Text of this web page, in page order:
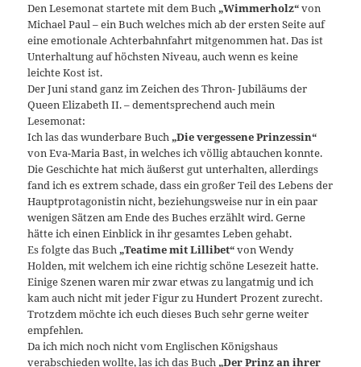
Den Lesemonat startete mit dem Buch „Wimmerholz“von
Michael Paul – ein Buch welches mich ab der ersten Seite auf
eine emotionale Achterbahnfahrt mitgenommen hat. Das ist
Unterhaltung auf höchsten Niveau, auch wenn es keine
leichte Kost ist.
Der Juni stand ganz im Zeichen des Thron- Jubiläums der
Queen Elizabeth II. – dementsprechend auch mein
Lesemonat:
Ich las das wunderbare Buch „Die vergessene Prinzessin“
von Eva-Maria Bast, in welches ich völlig abtauchen konnte.
Die Geschichte hat mich äußerst gut unterhalten, allerdings
fand ich es extrem schade, dass ein großer Teil des Lebens der
Hauptprotagonistin nicht, beziehungsweise nur in ein paar
wenigen Sätzen am Ende des Buches erzählt wird. Gerne
hätte ich einen Einblick in ihr gesamtes Leben gehabt.
Es folgte das Buch „Teatime mit Lillibet“von Wendy
Holden, mit welchem ich eine richtig schöne Lesezeit hatte.
Einige Szenen waren mir zwar etwas zu langatmig und ich
kam auch nicht mit jeder Figur zu Hundert Prozent zurecht.
Trotzdem möchte ich euch dieses Buch sehr gerne weiter
empfehlen.
Da ich mich noch nicht vom Englischen Königshaus
verabschieden wollte, las ich das Buch „Der Prinz an ihrer